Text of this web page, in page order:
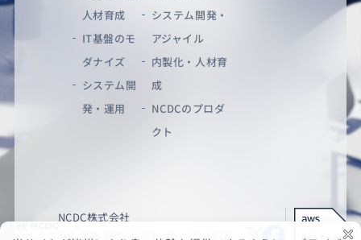
人材育成
IT基盤のモ
ダナイズ
システム開
発・運用
システム開発・
アジャイル
内製化・人材育
成
NCDCのプロダ
クト
NCDC株式会社
Tel. 050-3852-6483 Fax. 03-6636-